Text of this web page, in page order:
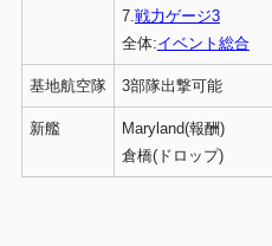
7.戦力ゲージ3
全体:イベント総合
基地航空隊 3部隊出撃可能
新艦
Maryland(報酬)
倉橋(ドロップ)